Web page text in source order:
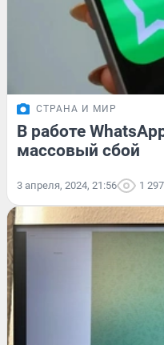
СТРАНА И МИР
В работе
массовый сбой
3 апреля, 2024, 21:56 1 297